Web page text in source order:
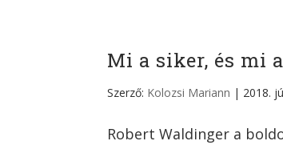
Mi a siker, és mi
Szerző: Kolozsi Mariann | 2018.
Robert Waldinger a